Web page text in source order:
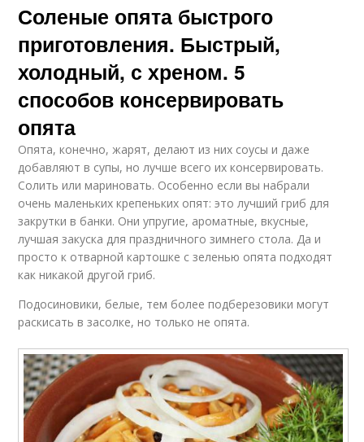
Соленые опята быстрого
приготовления. Быстрый,
холодный, с хреном. 5
способов консервировать
опята
Опята, конечно, жарят, делают из них соусы и даже
добавляют в супы, но лучше всего их консервировать.
Солить или мариновать. Особенно если вы набрали
очень маленьких крепеньких опят: это лучший гриб для
закрутки в банки. Они упругие, ароматные, вкусные,
лучшая закуска для праздничного зимнего стола. Да и
просто к отварной картошке с зеленью опята подходят
как никакой другой гриб.
Подосиновики, белые, тем более подберезовики могут
раскисать в засолке, но только не опята.